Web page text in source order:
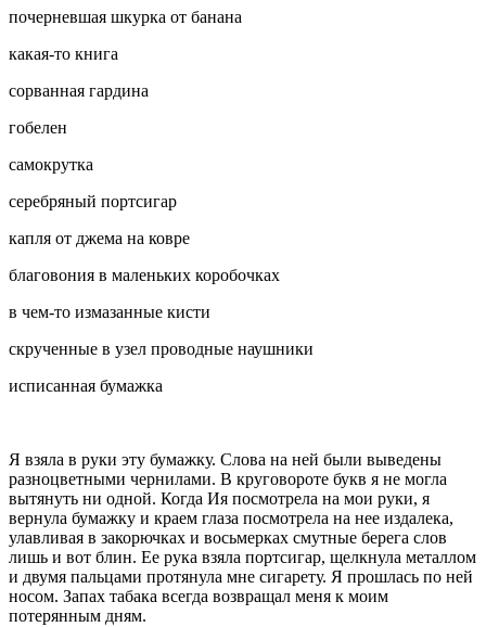
почерневшая шкурка от банана
какая-то книга
сорванная гардина
гобелен
самокрутка
серебряный портсигар
капля от джема на ковре
благовония в маленьких коробочках
в чем-то измазанные кисти
скрученные в узел проводные наушники
исписанная бумажка
Я взяла в руки эту бумажку. Слова на ней были выведены
разноцветными чернилами. В круговороте букв я не могла
вытянуть ни одной. Когда Ия посмотрела на мои руки, я
вернула бумажку и краем глаза посмотрела на нее издалека,
улавливая в закорючках и восьмерках смутные берега слов
лишь и вот блин. Ее рука взяла портсигар, щелкнула металлом
и двумя пальцами протянула мне сигарету. Я прошлась по ней
носом. Запах табака всегда возвращал меня к моим
потерянным дням.